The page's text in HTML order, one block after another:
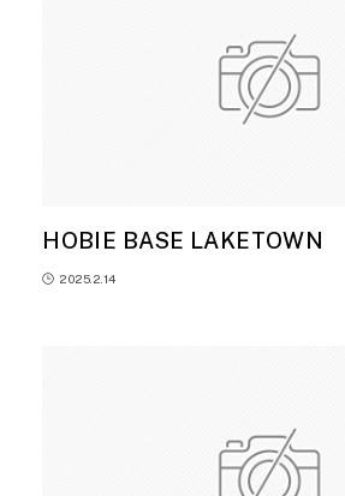
HOBIE BASE LAKETOWN
2025.2.14